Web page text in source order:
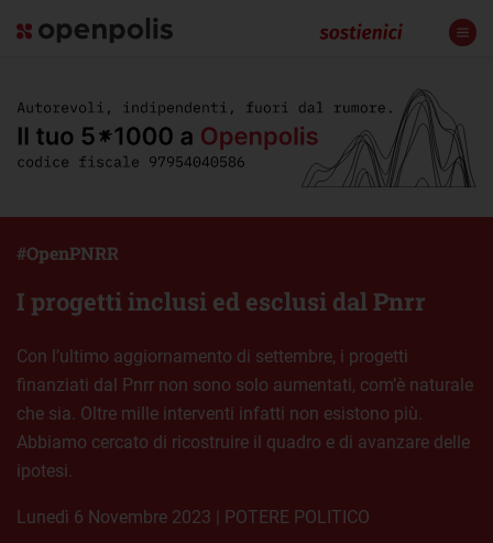
I progetti inclusi ed esclusi dal Pnrr
#OpenPNRR
Con l’ultimo aggiornamento di settembre, i progetti
finanziati dal Pnrr non sono solo aumentati, com’è naturale
che sia. Oltre mille interventi infatti non esistono più.
Abbiamo cercato di ricostruire il quadro e di avanzare delle
ipotesi.
lunedì 6 Novembre 2023 | POTERE POLITICO